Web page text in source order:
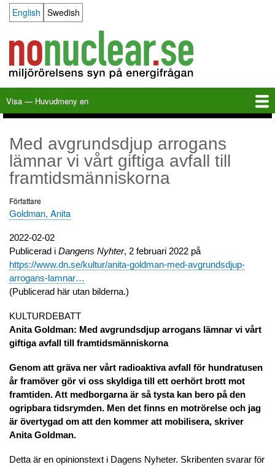
Language switcher
English Swedish
Huvudmeny
en
Visa — Huvudmeny en
Med avgrundsdjup arrogans
lämnar vi vårt giftiga avfall till
framtidsmänniskorna
Författare
Goldman, Anita
Utgivningsdatum
2022-02-02
Publicerad i Dangens Nyhter, 2 februari 2022 på
https://www.dn.se/kultur/anita-goldman-med-avgrundsdjup-
arrogans-lamnar…
(Publicerad här utan bilderna.)
KULTURDEBATT
Anita Goldman: Med avgrundsdjup arrogans lämnar vi vårt
giftiga avfall till framtidsmänniskorna
Genom att gräva ner vårt radioaktiva avfall för hundratusen
år framöver gör vi oss skyldiga till ett oerhört brott mot
framtiden. Att medborgarna är så tysta kan bero på den
ogripbara tidsrymden. Men det finns en motrörelse och jag
är övertygad om att den kommer att mobilisera, skriver
Anita Goldman.
Detta är en opinionstext i Dagens Nyheter. Skribenten svarar för